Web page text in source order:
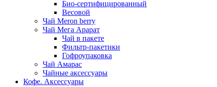
Био-сертифицированный
Весовой
Чай Meron berry
Чай Мега Арарат
Чай в пакете
Фильтр-пакетики
Гофроупаковка
Чай Амарас
Чайные аксессуары
Кофе. Аксессуары